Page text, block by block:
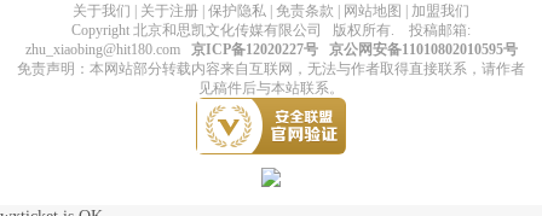
关于我们 | 关于注册 | 保护隐私 | 免责条款 | 网站地图 | 加盟我们
Copyright 北京和思凯文化传媒有限公司 版权所有 . 投稿邮箱:
zhu_xiaobing@hit180.com
京ICP备12020227号
京公网安备11010802010595号
免责声明：本网站部分转载内容来自互联网，无法与作者取得直接联系，请作者
见稿件后与本站联系。